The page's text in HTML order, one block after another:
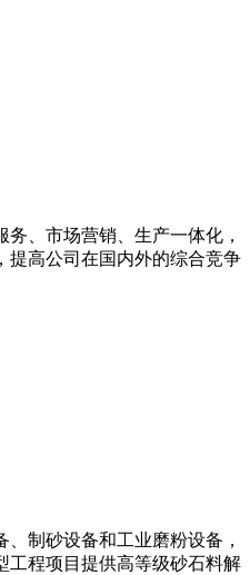
、市场营销、生产一体化，
提高公司在国内外的综合竞争
制砂设备和工业磨粉设备，
工程项目提供高等级砂石料解